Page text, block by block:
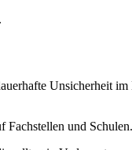
Unsicherheit
Fachstellen und Schulen.